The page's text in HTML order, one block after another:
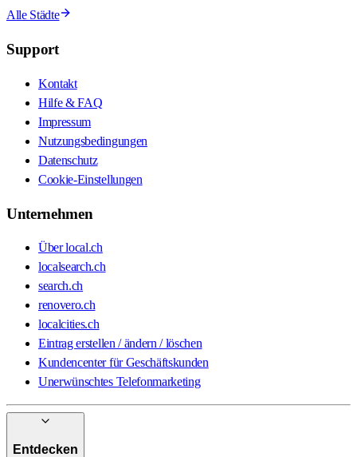
Alle Städte
Support
Kontakt
Hilfe & FAQ
Impressum
Nutzungsbedingungen
Datenschutz
Cookie-Einstellungen
Unternehmen
Über local.ch
localsearch.ch
search.ch
renovero.ch
localcities.ch
Eintrag erstellen / ändern / löschen
Kundencenter für Geschäftskunden
Unerwünschtes Telefonmarketing
Entdecken